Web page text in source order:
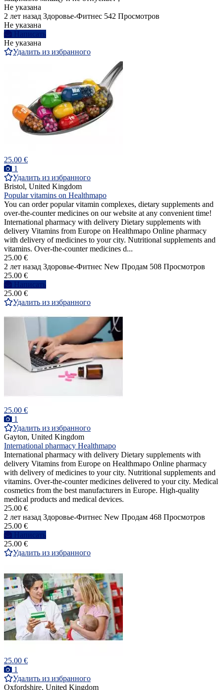
Не указана
2 лет назад Здоровье-Фитнес 542 Просмотров
Не указана
Написать
Не указана
Удалить из избранного
25.00 €
1
Удалить из избранного
Bristol, United Kingdom
Popular vitamins on Healthmapo
You can order popular vitamin complexes, dietary supplements and
over-the-counter medicines on our website at any convenient time!
International pharmacy with delivery Dietary supplements with
delivery Vitamins from Europe on Healthmapo Online pharmacy
with delivery of medicines to your city. Nutritional supplements and
vitamins. Over-the-counter medicines d...
25.00 €
2 лет назад Здоровье-Фитнес New Продам 508 Просмотров
25.00 €
Написать
25.00 €
Удалить из избранного
25.00 €
1
Удалить из избранного
Gayton, United Kingdom
International pharmacy Healthmapo
International pharmacy with delivery Dietary supplements with
delivery Vitamins from Europe on Healthmapo Online pharmacy
with delivery of medicines to your city. Nutritional supplements and
vitamins. Over-the-counter medicines delivered to your city. Medical
cosmetics from the best manufacturers in Europe. High-quality
medical products and medical devices.
25.00 €
2 лет назад Здоровье-Фитнес New Продам 468 Просмотров
25.00 €
Написать
25.00 €
Удалить из избранного
25.00 €
1
Удалить из избранного
Oxfordshire, United Kingdom